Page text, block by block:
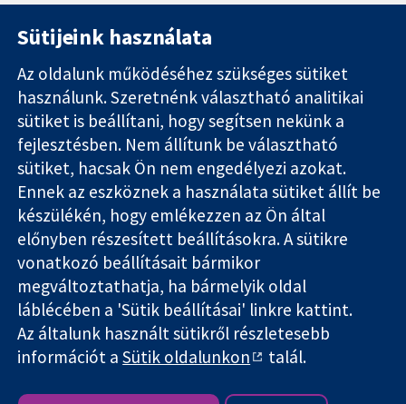
Hiteles
bizonyíték.
Tájékozott
döntés.
Jobb egészség
11-13 Cavendish
Square
London
W1G 0AN
Egyesült
Királyság
Kapcsolat
Hírek
Sajtóosztály
Rólunk
Állások
Cochrane
Library
The Cochrane Collaboration is a charity (no. 1045921) and a
company limited by guarantee (no. 03044323) registered in
England & Wales. VAT registration number GB 718 2127 49.
Szerzői jog © 2026 The Cochrane Collaboration
Honlap szabályok és feltételek|Nyilatkozat|Adatvédelem
Sütijeink használata
Az oldalunk működéséhez szükséges sütiket
használunk. Szeretnénk választható analitikai
sütiket is beállítani, hogy segítsen nekünk a
fejlesztésben. Nem állítunk be választható
sütiket, hacsak Ön nem engedélyezi azokat.
Ennek az eszköznek a használata sütiket állít be
készülékén, hogy emlékezzen az Ön által
előnyben részesített beállításokra. A sütikre
vonatkozó beállításait bármikor
megváltoztathatja, ha bármelyik oldal
láblécében a 'Sütik beállításai' linkre kattint.
Az általunk használt sütikről részletesebb
információt aSütik oldalunkon talál.